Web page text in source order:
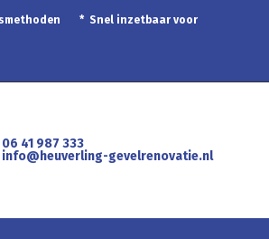
* Snel inzetbaar voor
06 41 987 333
info@heuverling-gevelrenovatie.nl